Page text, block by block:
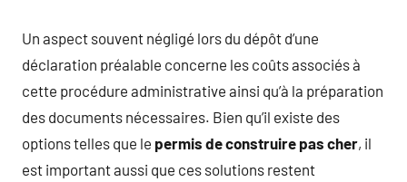
Un aspect souvent négligé lors du dépôt d’une
déclaration préalable concerne les coûts associés à
cette procédure administrative ainsi qu’à la préparation
des documents nécessaires. Bien qu’il existe des
options telles que le permis de construire pas cher, il
est important aussi que ces solutions restent